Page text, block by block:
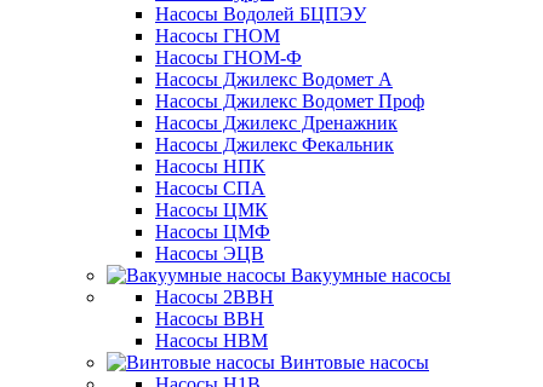
Насосы Водолей БЦПЭУ
Насосы ГНОМ
Насосы ГНОМ-Ф
Насосы Джилекс Водомет А
Насосы Джилекс Водомет Проф
Насосы Джилекс Дренажник
Насосы Джилекс Фекальник
Насосы НПК
Насосы СПА
Насосы ЦМК
Насосы ЦМФ
Насосы ЭЦВ
Вакуумные насосы
Насосы 2ВВН
Насосы ВВН
Насосы НВМ
Винтовые насосы